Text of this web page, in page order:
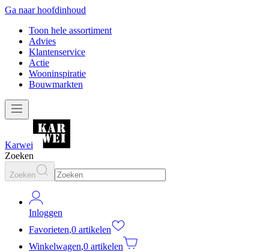
Ga naar hoofdinhoud
Toon hele assortiment
Advies
Klantenservice
Actie
Wooninspiratie
Bouwmarkten
Karwei
Zoeken
Zoeken
Inloggen
Favorieten,0 artikelen
Winkelwagen,0 artikelen